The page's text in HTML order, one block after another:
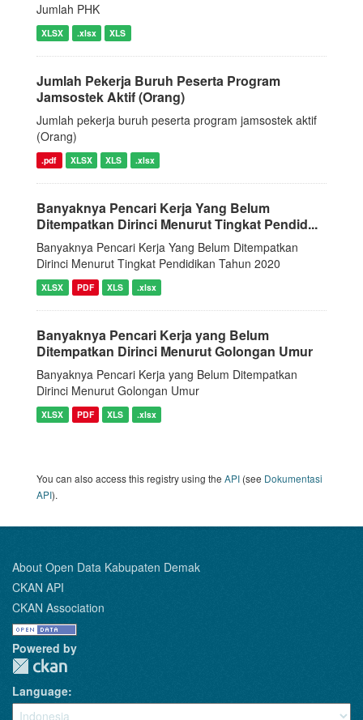
Jumlah PHK
XLSX .xlsx XLS
Jumlah Pekerja Buruh Peserta Program
Jamsostek Aktif (Orang)
Jumlah pekerja buruh peserta program jamsostek aktif
(Orang)
.pdf XLSX XLS .xlsx
Banyaknya Pencari Kerja Yang Belum
Ditempatkan Dirinci Menurut Tingkat Pendid...
Banyaknya Pencari Kerja Yang Belum Ditempatkan
Dirinci Menurut Tingkat Pendidikan Tahun 2020
XLSX PDF XLS .xlsx
Banyaknya Pencari Kerja yang Belum
Ditempatkan Dirinci Menurut Golongan Umur
Banyaknya Pencari Kerja yang Belum Ditempatkan
Dirinci Menurut Golongan Umur
XLSX PDF XLS .xlsx
You can also access this registry using the API (see Dokumentasi
API).
About Open Data Kabupaten Demak
CKAN API
CKAN Association
Powered by
Language